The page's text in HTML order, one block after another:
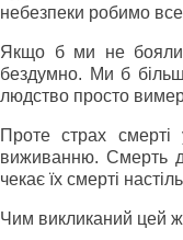
небезпеки робимо
Якщо б ми не
бездумно. Ми б
людство просто
Проте страх
виживанню. Смерть
чекає їх смерті
Чим викликаний цей